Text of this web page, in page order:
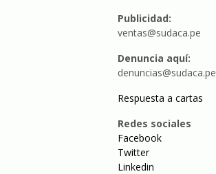
Publicidad:
ventas@sudaca.pe
Denuncia aquí:
denuncias@sudaca.pe
Respuesta a cartas
Redes sociales
Facebook
Twitter
Linkedin